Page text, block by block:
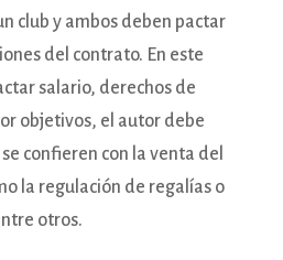
club y ambos deben pactar
del contrato. En este
salario, derechos de
objetivos, el autor debe
confieren con la venta del
la regulación de regalías o
otros.